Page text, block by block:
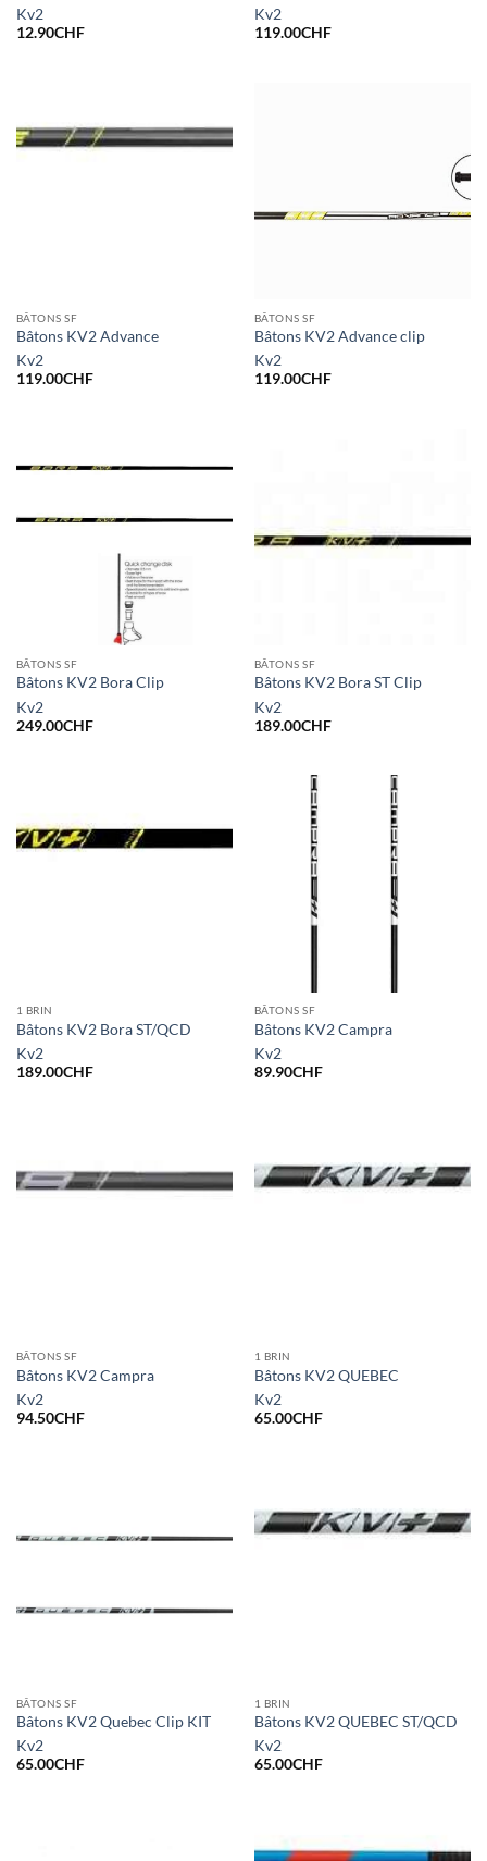
Kv2
12.90CHF
Kv2
119.00CHF
BÂTONS SF
Bâtons KV2 Advance
Kv2
119.00CHF
BÂTONS SF
Bâtons KV2 Advance clip
Kv2
119.00CHF
BÂTONS SF
Bâtons KV2 Bora Clip
Kv2
249.00CHF
BÂTONS SF
Bâtons KV2 Bora ST Clip
Kv2
189.00CHF
1 BRIN
Bâtons KV2 Bora ST/QCD
Kv2
189.00CHF
BÂTONS SF
Bâtons KV2 Campra
Kv2
89.90CHF
BÂTONS SF
Bâtons KV2 Campra
Kv2
94.50CHF
1 BRIN
Bâtons KV2 QUEBEC
Kv2
65.00CHF
BÂTONS SF
Bâtons KV2 Quebec Clip KIT
Kv2
65.00CHF
1 BRIN
Bâtons KV2 QUEBEC ST/QCD
Kv2
65.00CHF